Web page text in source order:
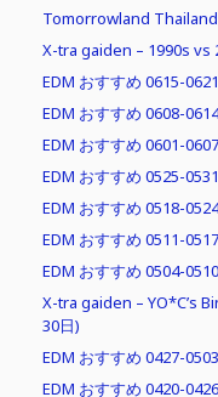
Tomorrowland
X-tra gaiden – 1990s vs
EDM おすすめ 0615-
EDM おすすめ 0608-
EDM おすすめ 0601-
EDM おすすめ 0525-
EDM おすすめ 0518-
EDM おすすめ 0511-
EDM おすすめ 0504-
X-tra gaiden – YO*C’s
30日)
EDM おすすめ 0427-
EDM おすすめ 0420-